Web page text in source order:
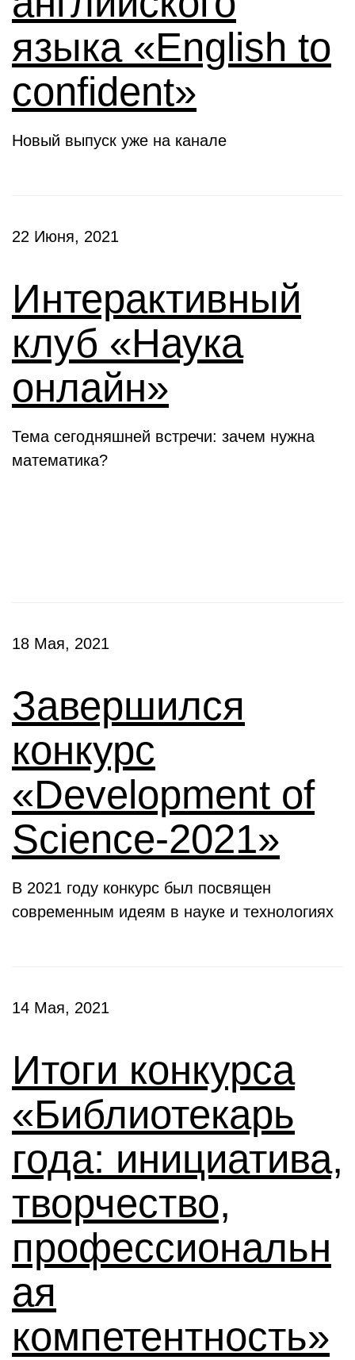
языка «English to
confident»
Новый выпуск уже на канале
22 Июня, 2021
Интерактивный
клуб «Наука
онлайн»
Тема сегодняшней встречи: зачем нужна
математика?
18 Мая, 2021
Завершился
конкурс
«Development of
Science-2021»
В 2021 году конкурс был посвящен
современным идеям в науке и технологиях
14 Мая, 2021
Итоги конкурса
«Библиотекарь
года: инициатива,
творчество,
профессиональн
ая
компетентность»